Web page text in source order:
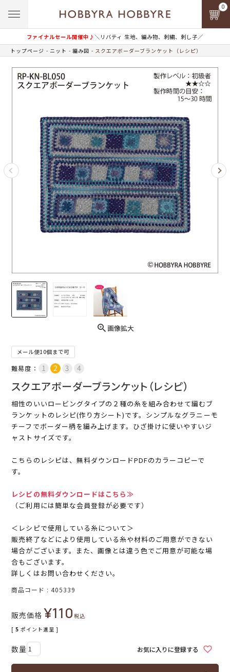
ファイナルセール開催中♪＼リバティ 生地、編み物、刺繍、刺し子／
0
トップページ ニット 編み図 スクエアボーダーブランケット（レシピ）
画像拡大
メール便10個まで可
難易度：
スクエアボーダーブランケット（レシピ）
相性のいいロービングタイプの２種の糸を組み合わせて編むブ
ランケットのレシピ(作り方シート)です。シンプルなグラニーモ
チーフでボーダー柄を編み上げます。ひざ掛けに使いやすいジ
ャストサイズです。
こちらのレシピは、無料ダウンロードPDFのカラーコピーで
す。
レシピの無料ダウンロードはこちら≫
（ご利用には簡単な会員登録が必要です）
＜レシピで使用している糸について＞
販売終了などにより使用している糸や材料のご用意ができない
場合がございます。また、画像とは違う色でご用意が可能な場
合もございます。
詳しくはお問い合わせください。
商品コード 405339
販売価格 ¥110税込
[ 5 ポイント進呈 ]
お気に入りに登録する